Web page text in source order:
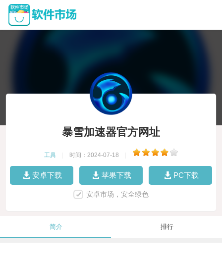
暴雪加速器官方网址
工具 时间：2024-07-18
安卓下载 苹果下载 PC下载
安卓市场，安全绿色
简介 排行